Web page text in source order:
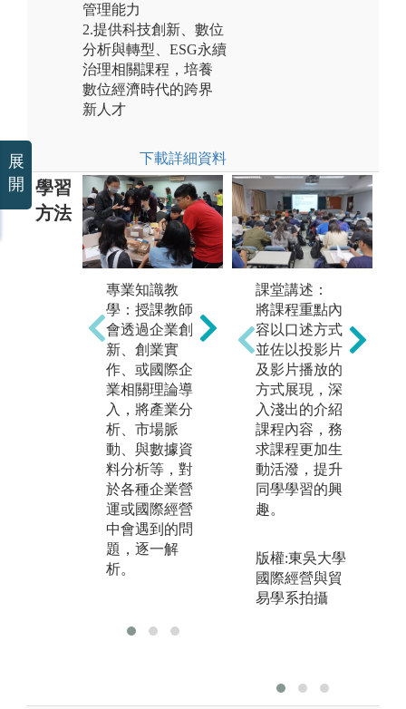
管理能力
2.提供科技創新、數位
分析與轉型、ESG永續
治理相關課程，培養
數位經濟時代的跨界
新人才
下載詳細資料
學習
方法
專業知識教
學：授課教師
會透過企業創
新、創業實
作、或國際企
業相關理論導
入，將產業分
析、市場脈
動、與數據資
料分析等，對
於各種企業營
運或國際經營
中會遇到的問
題，逐一解
析。
個案探討：透
過實務個案或
全球案例之研
討，結合課程
理論知識基
礎，培養學生
洞察問題、分
析問題、與解
決問題之能
力。
課堂講述：
將課程重點內
容以口述方式
並佐以投影片
及影片播放的
方式展現，深
入淺出的介紹
課程內容，務
求課程更加生
動活潑，提升
同學學習的興
趣。
版權:東吳大學
國際經營與貿
易學系拍攝
展
開